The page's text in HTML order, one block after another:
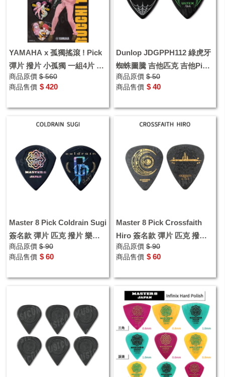
YAMAHA x 孤獨搖滾 ! Pick
彈片 撥片 小孤獨 一組4片 ぽ
っちざろっく! 交換禮物
商品原價 $ 560
商品售價 $ 420
Dunlop JDGPPH112 綠虎牙
蜘蛛圖騰 吉他匹克 吉他Pick
彈片
商品原價 $ 50
商品售價 $ 40
Master 8 Pick Coldrain Sugi
簽名款 彈片 匹克 撥片 樂手
系列 防滑
商品原價 $ 90
商品售價 $ 60
Master 8 Pick Crossfaith
Hiro 簽名款 彈片 匹克 撥片
樂手系列 防滑
商品原價 $ 90
商品售價 $ 60